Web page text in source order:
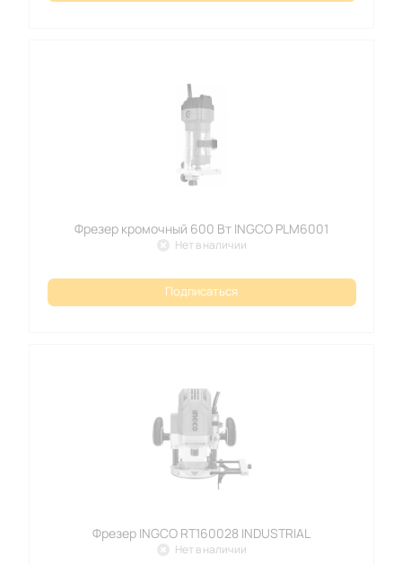
Фрезер кромочный 600 Вт INGCO PLM6001
Нет в наличии
Подписаться
Фрезер INGCO RT160028 INDUSTRIAL
Нет в наличии